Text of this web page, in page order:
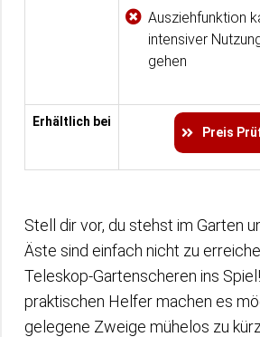
Ausziehfunktion
intensiver
gehen
Erhältlich bei
Preis
Stell dir vor, du stehst im Garten
Äste sind einfach nicht zu
Teleskop-Gartenscheren ins
praktischen Helfer machen es
gelegene Zweige mühelos zu